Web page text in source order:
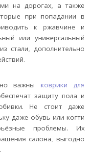
на дорогах, а также
при попадании в
к ржавчине и
или универсальный
стали, дополнительно
важны коврики для
защиту пола и
Не стоит даже
даже обувь или когти
проблемы. Их
салона, выгодно